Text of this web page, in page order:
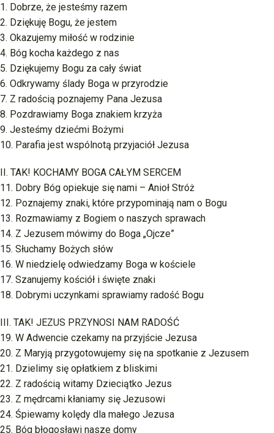
1. Dobrze, że jesteśmy razem
2. Dziękuję Bogu, że jestem
3. Okazujemy miłość w rodzinie
4. Bóg kocha każdego z nas
5. Dziękujemy Bogu za cały świat
6. Odkrywamy ślady Boga w przyrodzie
7. Z radością poznajemy Pana Jezusa
8. Pozdrawiamy Boga znakiem krzyża
9. Jesteśmy dziećmi Bożymi
10. Parafia jest wspólnotą przyjaciół Jezusa
II. TAK! KOCHAMY BOGA CAŁYM SERCEM
11. Dobry Bóg opiekuje się nami – Anioł Stróż
12. Poznajemy znaki, które przypominają nam o Bogu
13. Rozmawiamy z Bogiem o naszych sprawach
14. Z Jezusem mówimy do Boga „Ojcze”
15. Słuchamy Bożych słów
16. W niedzielę odwiedzamy Boga w kościele
17. Szanujemy kościół i święte znaki
18. Dobrymi uczynkami sprawiamy radość Bogu
III. TAK! JEZUS PRZYNOSI NAM RADOŚĆ
19. W Adwencie czekamy na przyjście Jezusa
20. Z Maryją przygotowujemy się na spotkanie z Jezusem
21. Dzielimy się opłatkiem z bliskimi
22. Z radością witamy Dzieciątko Jezus
23. Z mędrcami kłaniamy się Jezusowi
24. Śpiewamy kolędy dla małego Jezusa
25. Bóg błogosławi nasze domy